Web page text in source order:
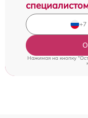
Нажимая на кнопку